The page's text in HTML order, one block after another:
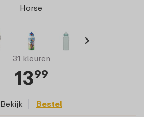
Horse
31 kleuren
1399
Bekijk Bestel